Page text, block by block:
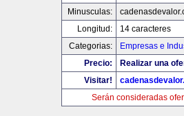
Minusculas:
Longitud:
14 caracteres
Categorias:
Empresas e
Precio:
Realizar una
Visitar!
Serán consideradas